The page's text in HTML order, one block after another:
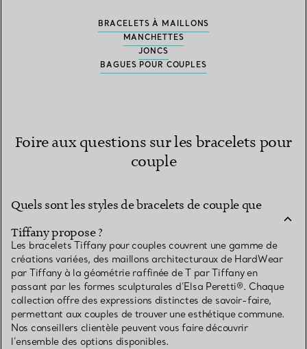
BRACELETS À MAILLONS
MANCHETTES
JONCS
BAGUES POUR COUPLES
Foire aux questions sur les bracelets pour
couple
Quels sont les styles de bracelets de couple que
Tiffany propose ?
Les bracelets Tiffany pour couples couvrent une gamme de
créations variées, des maillons architecturaux de HardWear
par Tiffany à la géométrie raffinée de T par Tiffany en
passant par les formes sculpturales d’Elsa Peretti®. Chaque
collection offre des expressions distinctes de savoir-faire,
permettant aux couples de trouver une esthétique commune.
Nos conseillers clientèle peuvent vous faire découvrir
l’ensemble des options disponibles.